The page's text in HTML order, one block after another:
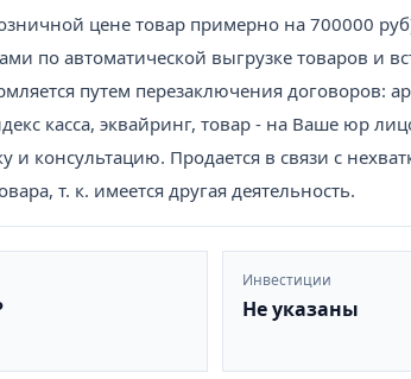
цене товар примерно на 700000
по автоматической выгрузке товаров и
путем перезаключения договоров:
касса, эквайринг, товар - на Ваше юр
и консультацию. Продается в связи с
т. к. имеется другая деятельность.
Инвестиции
Не указаны